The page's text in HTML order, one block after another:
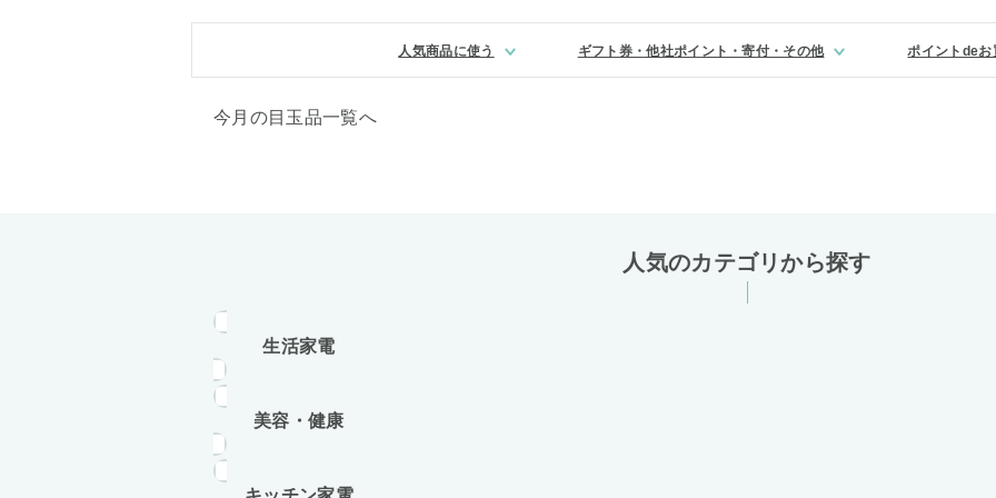
人気商品に使う ギフト券・他社ポイント・寄付・その他 ポイントdeお
今月の目玉品一覧へ
人気のカテゴリから探す
生活家電
美容・健康